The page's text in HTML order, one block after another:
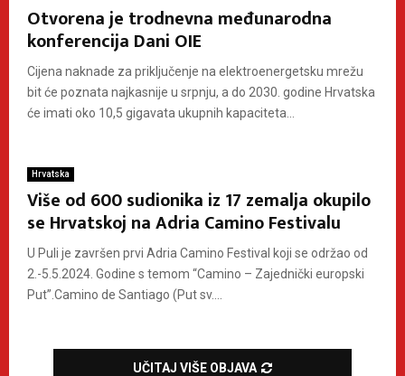
Otvorena je trodnevna međunarodna
konferencija Dani OIE
Cijena naknade za priključenje na elektroenergetsku mrežu
bit će poznata najkasnije u srpnju, a do 2030. godine Hrvatska
će imati oko 10,5 gigavata ukupnih kapaciteta...
Hrvatska
Više od 600 sudionika iz 17 zemalja okupilo
se Hrvatskoj na Adria Camino Festivalu
U Puli je završen prvi Adria Camino Festival koji se održao od
2.-5.5.2024. Godine s temom “Camino – Zajednički europski
Put”.Camino de Santiago (Put sv....
UČITAJ VIŠE OBJAVA